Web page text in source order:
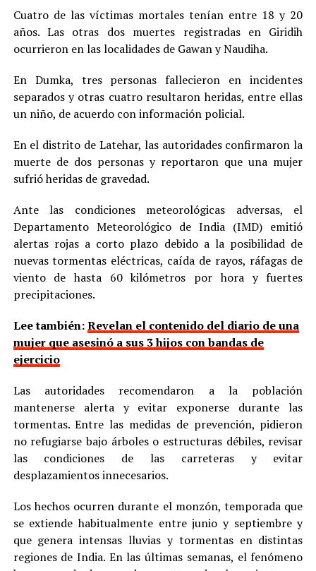
Cuatro de las víctimas mortales tenían entre 18 y 20
años. Las otras dos muertes registradas en Giridih
ocurrieron en las localidades de Gawan y Naudiha.
En Dumka, tres personas fallecieron en incidentes
separados y otras cuatro resultaron heridas, entre ellas
un niño, de acuerdo con información policial.
En el distrito de Latehar, las autoridades confirmaron la
muerte de dos personas y reportaron que una mujer
sufrió heridas de gravedad.
Ante las condiciones meteorológicas adversas, el
Departamento Meteorológico de India (IMD) emitió
alertas rojas a corto plazo debido a la posibilidad de
nuevas tormentas eléctricas, caída de rayos, ráfagas de
viento de hasta 60 kilómetros por hora y fuertes
precipitaciones.
Lee también:Revelan el contenido del diario de una
mujer que asesinó a sus 3 hijos con bandas de
ejercicio
Las autoridades recomendaron a la población
mantenerse alerta y evitar exponerse durante las
tormentas. Entre las medidas de prevención, pidieron
no refugiarse bajo árboles o estructuras débiles, revisar
las condiciones de las carreteras y evitar
desplazamientos innecesarios.
Los hechos ocurren durante el monzón, temporada que
se extiende habitualmente entre junio y septiembre y
que genera intensas lluvias y tormentas en distintas
regiones de India. En las últimas semanas, el fenómeno